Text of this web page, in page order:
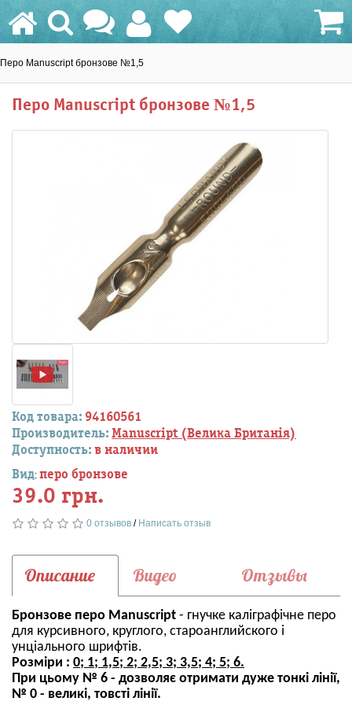
Перо Manuscript бронзове №1,5
Перо Manuscript бронзове №1,5
Код товара: 94160561
Производитель: Manuscript (Велика Британія)
Доступность: в наличии
Вид: перо бронзове
39.0 грн.
0 отзывов / Написать отзыв
Описание Видео Отзывы
Бронзове перо Manuscript - гнучке каліграфічне перо
для курсивного, круглого, староанглийского і
унціального шрифтів.
Розміри : 0; 1; 1,5; 2; 2,5; 3; 3,5; 4; 5; 6.
При цьому № 6 - дозволяє отримати дуже тонкі лінії,
№ 0 - великі, товсті лінії.